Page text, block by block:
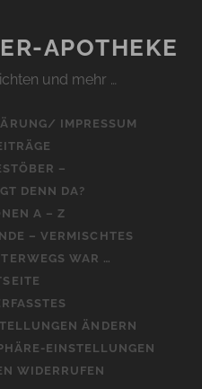
APOTHEKE
und mehr …
IMPRESSUM
–
DENN DA?
A – Z
– VERMISCHTES
WAR …
ÄNDERN
EINSTELLUNGEN
WIDERRUFEN